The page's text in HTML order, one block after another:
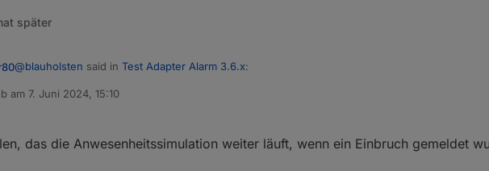
später
@blauholsten said in Test Adapter Alarm 3.6.x:
Korrekt, oder den Rest löschen
:man-facepalming: danke das wars ..... läuft super.
am 7. Juni 2024, 15:10
editiert von
das die Anwesenheitssimulation weiter läuft, wenn ein Einbruch gemeldet